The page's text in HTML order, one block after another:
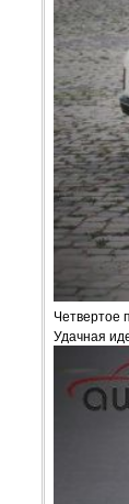
Четвертое
Удачная